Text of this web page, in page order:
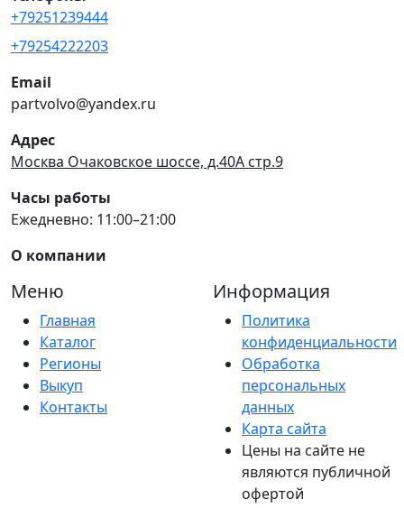
+79251239444
+79254222203
Email
partvolvo@yandex.ru
Адрес
Москва Очаковское шоссе, д.40А стр.9
Часы работы
Ежедневно: 11:00–21:00
О компании
Меню
Главная
Каталог
Регионы
Выкуп
Контакты
Информация
Политика
конфиденциальности
Обработка
персональных
данных
Карта сайта
Цены на сайте не
являются публичной
офертой